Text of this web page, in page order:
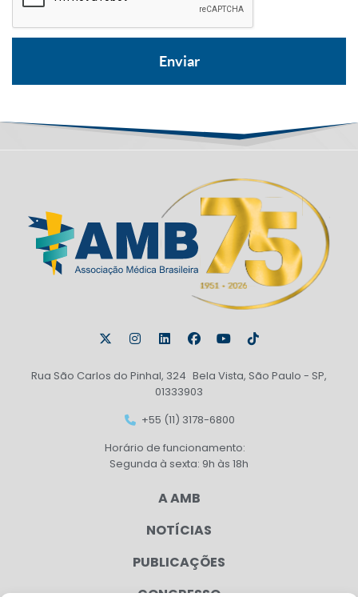
Rua São Carlos do Pinhal, 324 Bela Vista, São Paulo - SP,
01333903
+55 (11) 3178-6800
Horário de funcionamento:
Segunda à sexta: 9h às 18h
A AMB
NOTÍCIAS
PUBLICAÇÕES